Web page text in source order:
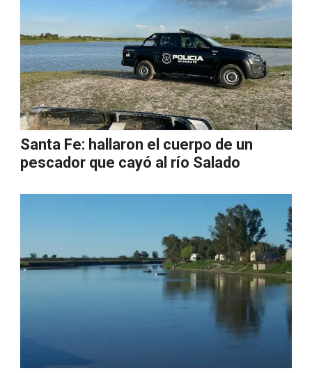
Santa Fe: hallaron el cuerpo de un
pescador que cayó al río Salado